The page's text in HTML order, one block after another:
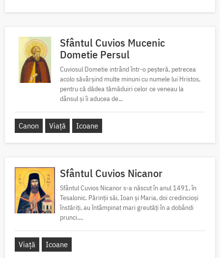
Sfântul Cuvios Mucenic
Dometie Persul
Cuviosul Dometie intrând într-o peșteră, petrecea
acolo săvârșind multe minuni cu numele lui Hristos,
pentru că dădea tămăduiri celor ce veneau la
dânsul și îi aducea de...
Canon Viață Icoane
Sfântul Cuvios Nicanor
Sfântul Cuvios Nicanor s-a născut în anul 1491, în
Tesalonic. Părinții săi, Ioan și Maria, doi credincioși
înstăriți, au întâmpinat mari greutăți în a dobândi
prunci....
Viață Icoane